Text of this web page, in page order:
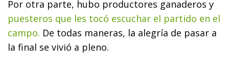
Por otra parte, hubo productores ganaderos y
puesteros que les tocó escuchar el partido en el
campo. De todas maneras, la alegría de pasar a
la final se vivió a pleno.